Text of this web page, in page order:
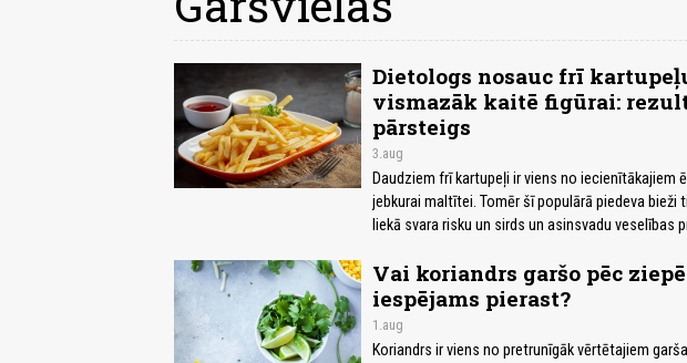
Dietologs nosauc frī
vismazāk kaitē figūrai:
pārsteigs
3.aug
Daudziem frī kartupeļi ir viens no iecienītākajiem
jebkurai maltītei. Tomēr šī populārā piedeva
liekā svara risku un sirds un asinsvadu veselības
Vai koriandrs garšo pēc
iespējams pierast?
1.aug
Koriandrs ir viens no pretrunīgāk vērtētajiem